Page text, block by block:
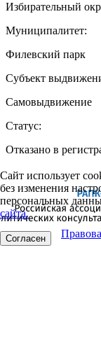
Избирательный
Муниципалитет:
Филевский парк
Субъект
Самовыдвижение
Статус:
Отказано в
Сайт использует
без изменения
персональных
сайта.
Согласен